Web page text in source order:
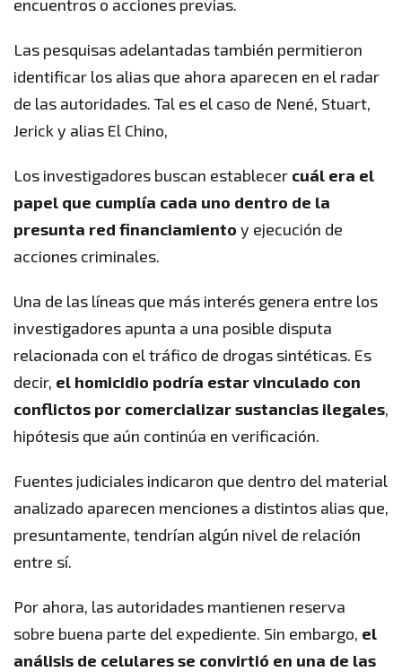
encuentros o acciones previas.
Las pesquisas adelantadas también permitieron
identificar los alias que ahora aparecen en el radar
de las autoridades. Tal es el caso de Nené, Stuart,
Jerick y alias El Chino,
Los investigadores buscan establecer cuál era el
papel que cumplía cada uno dentro de la
presunta red financiamiento y ejecución de
acciones criminales.
Una de las líneas que más interés genera entre los
investigadores apunta a una posible disputa
relacionada con el tráfico de drogas sintéticas. Es
decir, el homicidio podría estar vinculado con
conflictos por comercializar sustancias ilegales,
hipótesis que aún continúa en verificación.
Fuentes judiciales indicaron que dentro del material
analizado aparecen menciones a distintos alias que,
presuntamente, tendrían algún nivel de relación
entre sí.
Por ahora, las autoridades mantienen reserva
sobre buena parte del expediente. Sin embargo, el
análisis de celulares se convirtió en una de las